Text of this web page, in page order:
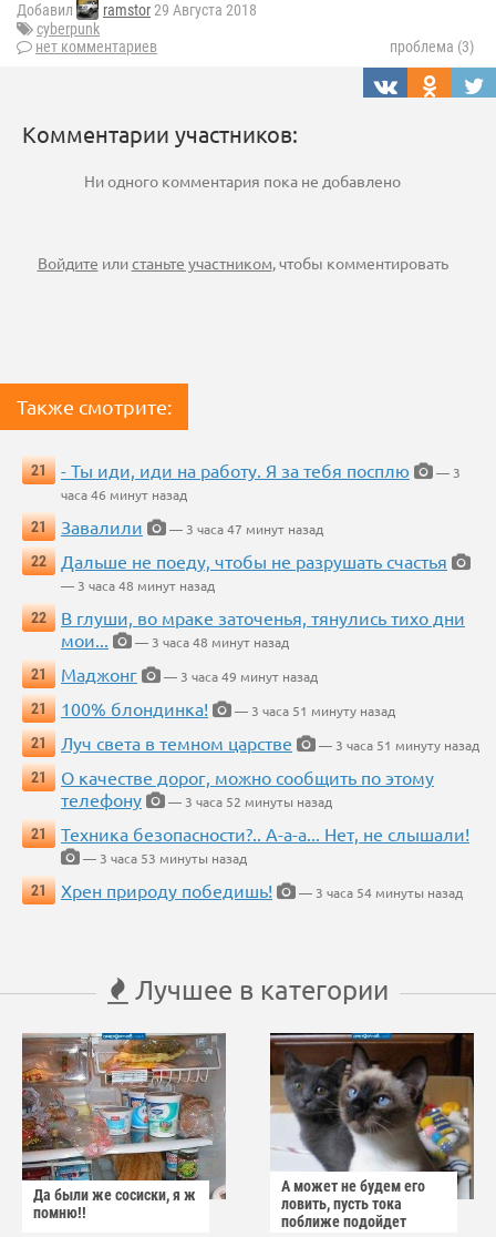
Добавил ramstor29 Августа 2018
cyberpunk
нет комментариев
проблема (3)
Комментарии участников:
Ни одного комментария пока не добавлено
Войдите илистаньте участником, чтобы комментировать
Также смотрите:
21 - Ты иди, иди на работу. Я за тебя посплю
— 3
часа 46 минут назад
21
Завалили
— 3 часа 47 минут назад
22
Дальше не поеду, чтобы не разрушать счастья
— 3 часа 48 минут назад
22
В глуши, во мраке заточенья, тянулись тихо дни
мои...
— 3 часа 48 минут назад
21
Маджонг
— 3 часа 49 минут назад
21
100% блондинка!
— 3 часа 51 минуту назад
21
Луч света в темном царстве
— 3 часа 51 минуту назад
21
О качестве дорог, можно сообщить по этому
телефону
— 3 часа 52 минуты назад
21
Техника безопасности?.. А-а-а... Нет, не слышали!
— 3 часа 53 минуты назад
21
Хрен природу победишь! — 3 часа 54 минуты назад
Лучшее в категории
Да были же сосиски, я ж
помню!!
А может не будем его
ловить, пусть тока
поближе подойдет